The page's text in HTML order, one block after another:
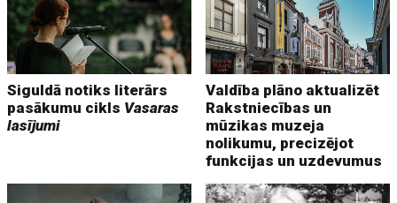
Siguldā notiks literārs
pasākumu cikls Vasaras
lasījumi
Valdība plāno aktualizēt
Rakstniecības un
mūzikas muzeja
nolikumu, precizējot
funkcijas un uzdevumus